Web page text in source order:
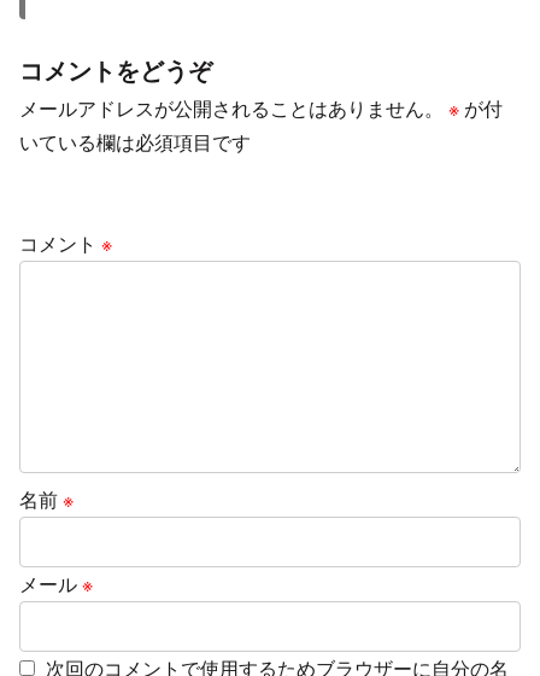
コメントをどうぞ
メールアドレスが公開されることはありません。 ※ が付
いている欄は必須項目です
コメント ※
名前※
メール※
次回のコメントで使用するためブラウザーに自分の名